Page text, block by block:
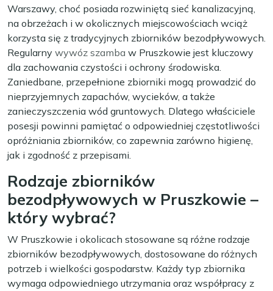
Warszawy, choć posiada rozwiniętą sieć kanalizacyjną,
na obrzeżach i w okolicznych miejscowościach wciąż
korzysta się z tradycyjnych zbiorników bezodpływowych.
Regularny wywóz szamba w Pruszkowie jest kluczowy
dla zachowania czystości i ochrony środowiska.
Zaniedbane, przepełnione zbiorniki mogą prowadzić do
nieprzyjemnych zapachów, wycieków, a także
zanieczyszczenia wód gruntowych. Dlatego właściciele
posesji powinni pamiętać o odpowiedniej częstotliwości
opróżniania zbiorników, co zapewnia zarówno higienę,
jak i zgodność z przepisami.
Rodzaje zbiorników
bezodpływowych w Pruszkowie –
który wybrać?
W Pruszkowie i okolicach stosowane są różne rodzaje
zbiorników bezodpływowych, dostosowane do różnych
potrzeb i wielkości gospodarstw. Każdy typ zbiornika
wymaga odpowiedniego utrzymania oraz współpracy z